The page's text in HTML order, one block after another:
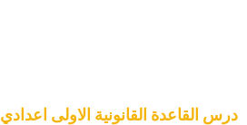
درس القاعدة القانونية الاولى اعدادي